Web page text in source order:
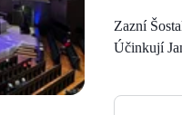
Zazní
Účinkují